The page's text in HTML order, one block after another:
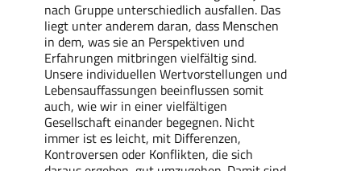
nach Gruppe unterschiedlich ausfallen. Das
liegt unter anderem daran, dass Menschen
in dem, was sie an Perspektiven und
Erfahrungen mitbringen vielfältig sind.
Unsere individuellen Wertvorstellungen und
Lebensauffassungen beeinflussen somit
auch, wie wir in einer vielfältigen
Gesellschaft einander begegnen. Nicht
immer ist es leicht, mit Differenzen,
Kontroversen oder Konflikten, die sich